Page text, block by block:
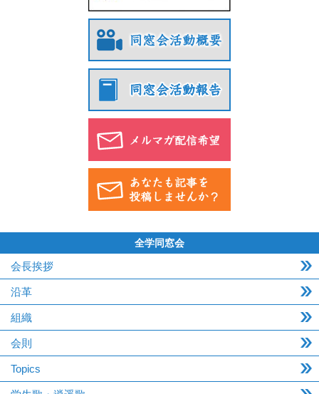
全学同窓会
会長挨拶
沿革
組織
会則
Topics